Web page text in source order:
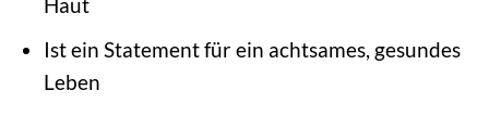
Ist ein Statement für ein achtsames, gesundes
Leben